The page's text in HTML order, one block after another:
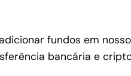
fundos em
bancária e